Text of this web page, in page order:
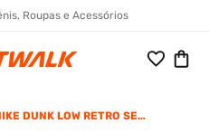
Roupas e Acessórios
DUNK LOW RETRO SE